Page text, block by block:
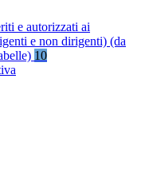
e autorizzati ai
e non dirigenti) (da
10